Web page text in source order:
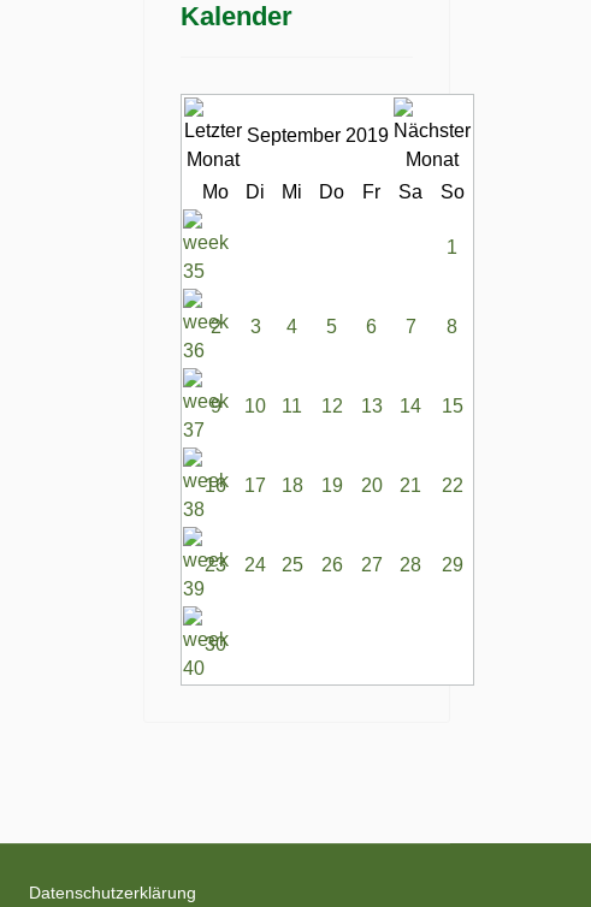
Kalender
September 2019
Mo Di Mi Do Fr Sa So
1
2 3 4 5 6 7 8
9 10 11 12 13 14 15
16 17 18 19 20 21 22
23 24 25 26 27 28 29
30
Datenschutzerklärung